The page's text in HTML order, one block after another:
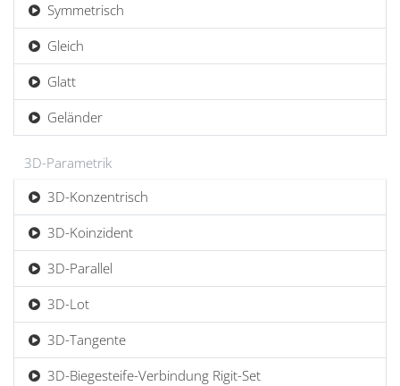
Symmetrisch
Gleich
Glatt
Geländer
3D-Parametrik
3D-Konzentrisch
3D-Koinzident
3D-Parallel
3D-Lot
3D-Tangente
3D-Biegesteife-Verbindung Rigit-Set